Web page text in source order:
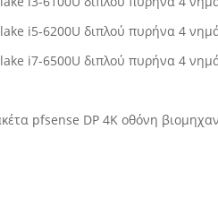
i5-6200U διπλού πυρήνα 4
i7-6500U διπλού πυρήνα 4
pfsense DP 4K οθόνη